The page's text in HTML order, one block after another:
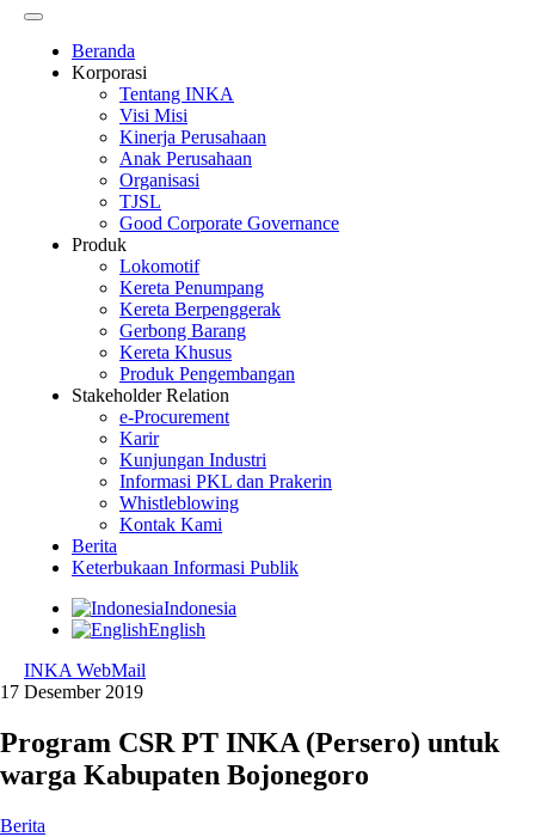
Beranda
Korporasi
Tentang INKA
Visi Misi
Kinerja Perusahaan
Anak Perusahaan
Organisasi
TJSL
Good Corporate Governance
Produk
Lokomotif
Kereta Penumpang
Kereta Berpenggerak
Gerbong Barang
Kereta Khusus
Produk Pengembangan
Stakeholder Relation
e-Procurement
Karir
Kunjungan Industri
Informasi PKL dan Prakerin
Whistleblowing
Kontak Kami
Berita
Keterbukaan Informasi Publik
Indonesia
English
INKA WebMail
17 Desember 2019
Program CSR PT INKA (Persero) untuk
warga Kabupaten Bojonegoro
Berita